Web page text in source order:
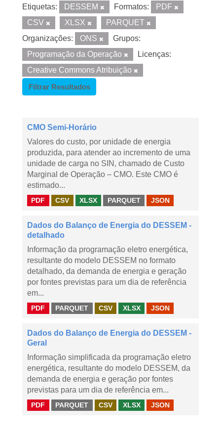
Etiquetas: DESSEM Formatos:
PDF
CSV
XLSX
PARQUET
Organizações:
ONS
Grupos:
Programação da Operação
Licenças:
Creative Commons Atribuição
Filtrar Resultados
CMO Semi-Horário
Valores do custo, por unidade de energia
produzida, para atender ao incremento de uma
unidade de carga no SIN, chamado de Custo
Marginal de Operação – CMO. Este CMO é
estimado...
PDF CSV XLSX PARQUET JSON
Dados do Balanço de Energia do DESSEM -
detalhado
Informação da programação eletro energética,
resultante do modelo DESSEM no formato
detalhado, da demanda de energia e geração
por fontes previstas para um dia de referência
em...
PDF PARQUET CSV XLSX JSON
Dados do Balanço de Energia do DESSEM -
Geral
Informação simplificada da programação eletro
energética, resultante do modelo DESSEM, da
demanda de energia e geração por fontes
previstas para um dia de referência em...
PDF PARQUET CSV XLSX JSON